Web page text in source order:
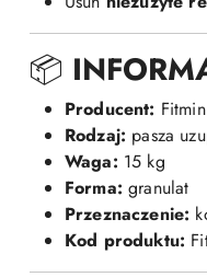
📦
Producent:
Rodzaj: pasza
Waga: 15 kg
Forma: granulat
Przeznaczenie:
Kod produktu: